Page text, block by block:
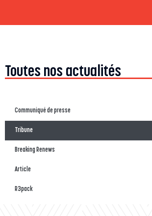
Toutes nos actualités
Communiqué de presse
Tribune
Breaking Renews
Article
R3pack